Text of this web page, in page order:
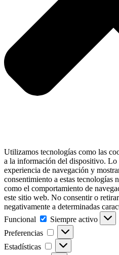
Utilizamos tecnologías como las
a la información del dispositivo. Lo
experiencia de navegación y
consentimiento a estas tecnologías
como el comportamiento de
este sitio web. No consentir o
negativamente a determinadas
Funcional
Funcional
Siempre activo
Preferencias
Preferencias
Estadísticas Estadísticas